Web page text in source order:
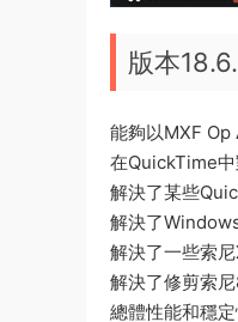
版本
能夠以MXF Op
在QuickTime
解決了某些
解決了
解決了一些索尼
解決了修剪索
總體性能和穩定